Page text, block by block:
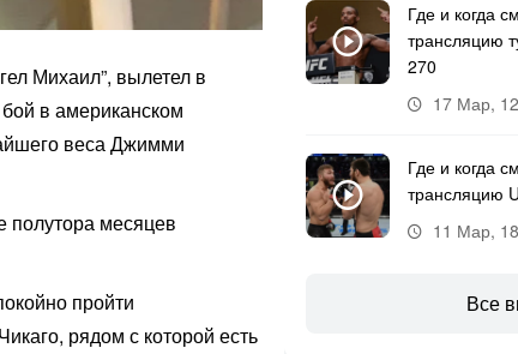
Михаил”, вылетел в
в американском
веса Джимми
полутора месяцев
пройти
рядом с которой есть
Где и когда
трансляцию
270
17 Мар,
Где и когда
трансляцию
11 Мар,
Все